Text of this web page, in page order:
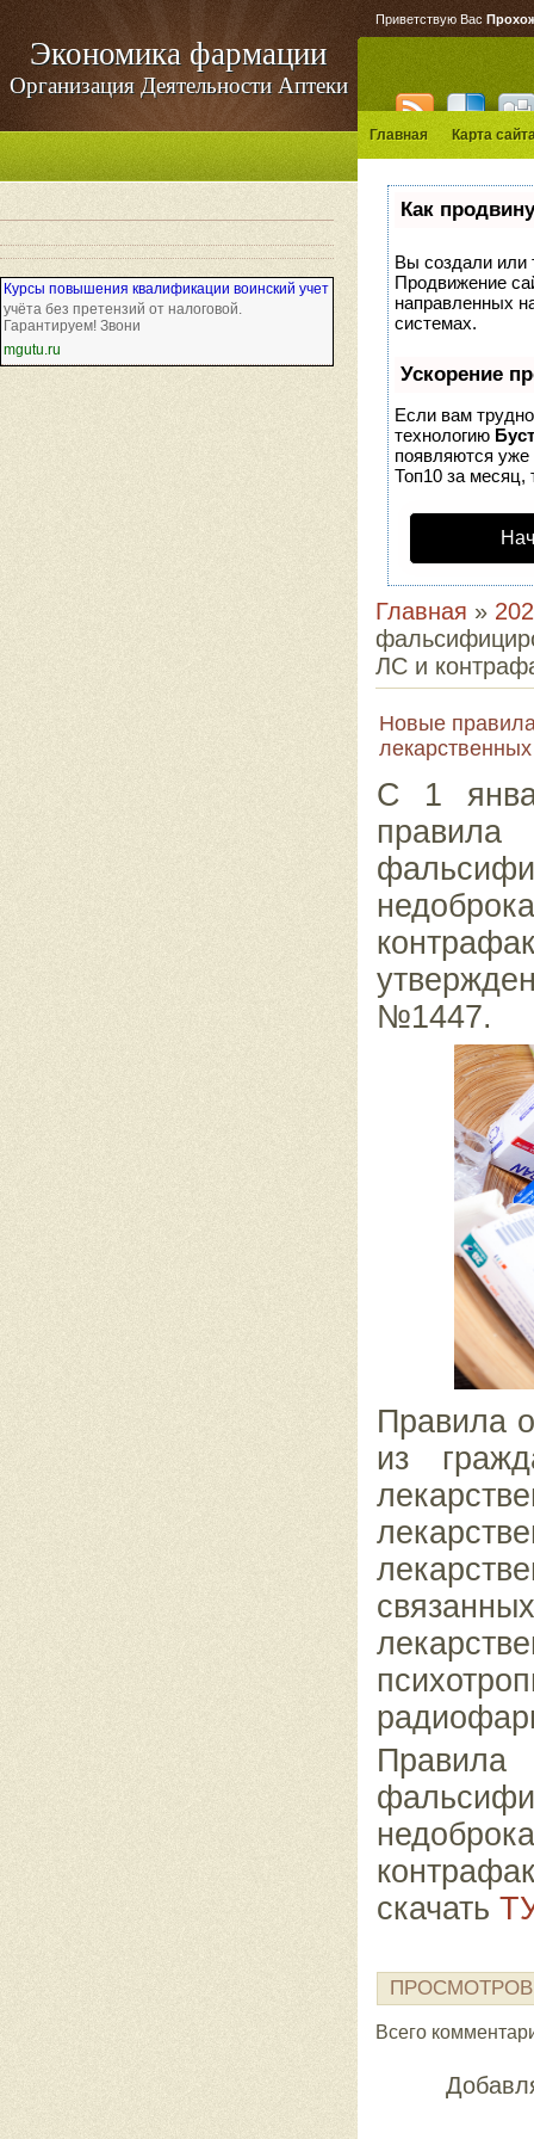
Экономика фармации
Организация Деятельности Аптеки
Курсы повышения квалификации воинский учет
учёта без претензий от налоговой.
Гарантируем! Звони
mgutu.ru
Приветствую Вас
Главная Карта
Как
Вы создали или
Продвижение
направленных
системах.
Ускорение
Если вам
технологию Буст
появляются уже
Топ10 за месяц,
Главная »
ЛС и
Новые
С 1
№1447.
Правила
из
скачать
ПРОСМОТРОВ
Всего